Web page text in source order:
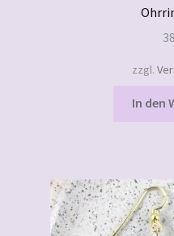
zzgl.
In den